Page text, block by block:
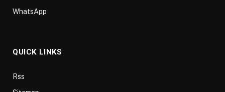
WhatsApp
QUICK LINKS
Rss